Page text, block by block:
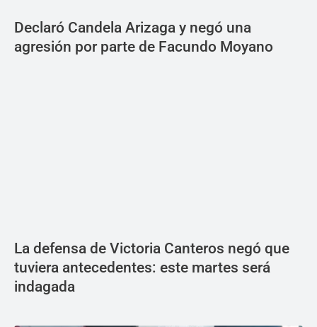
Declaró Candela Arizaga y negó una
agresión por parte de Facundo Moyano
La defensa de Victoria Canteros negó que
tuviera antecedentes: este martes será
indagada